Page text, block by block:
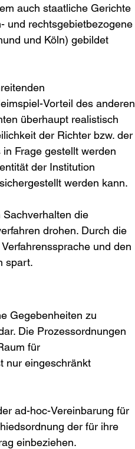
auch staatliche Gerichte
und rechtsgebietbezogene
und Köln) gebildet
Vorteil des anderen
überhaupt realistisch
der Richter bzw. der
Frage gestellt werden
der Institution
werden kann.
die
drohen. Durch die
und den
spart.
Gegebenheiten zu
Die Prozessordnungen
für
nur eingeschränkt
ad-hoc-Vereinbarung für
der für ihre
einbeziehen.